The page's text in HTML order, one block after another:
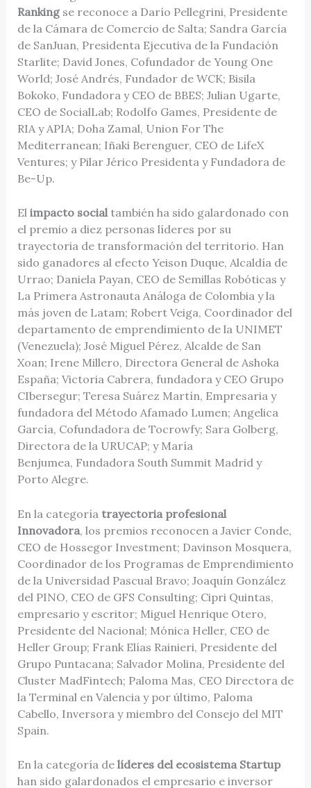
Ranking se reconoce a Darío Pellegrini, Presidente
de la Cámara de Comercio de Salta; Sandra García
de SanJuan, Presidenta Ejecutiva de la Fundación
Starlite; David Jones, Cofundador de Young One
World; José Andrés, Fundador de WCK; Bisila
Bokoko, Fundadora y CEO de BBES; Julian Ugarte,
CEO de SocialLab; Rodolfo Games, Presidente de
RIA y APIA; Doha Zamal, Union For The
Mediterranean; Iñaki Berenguer, CEO de LifeX
Ventures; y Pilar Jérico Presidenta y Fundadora de
Be-Up.
El impacto socialtambién ha sido galardonado con
el premio a diez personas líderes por su
trayectoria de transformación del territorio. Han
sido ganadores al efecto Yeison Duque, Alcaldía de
Urrao; Daniela Payan, CEO de Semillas Robóticas y
La Primera Astronauta Análoga de Colombia y la
más joven de Latam; Robert Veiga, Coordinador del
departamento de emprendimiento de la UNIMET
(Venezuela); José Miguel Pérez, Alcalde de San
Xoan; Irene Millero, Directora General de Ashoka
España; Victoria Cabrera, fundadora y CEO Grupo
CIbersegur; Teresa Suárez Martín, Empresaria y
fundadora del Método Afamado Lumen; Angelica
García, Cofundadora de Tocrowfy; Sara Golberg,
Directora de la URUCAP; y María
Benjumea, Fundadora South Summit Madrid y
Porto Alegre.
En la categoría trayectoria profesional
Innovadora, los premios reconocen a Javier Conde,
CEO de Hossegor Investment; Davinson Mosquera,
Coordinador de los Programas de Emprendimiento
de la Universidad Pascual Bravo; Joaquín González
del PINO, CEO de GFS Consulting; Cipri Quintas,
empresario y escritor; Miguel Henrique Otero,
Presidente del Nacional; Mónica Heller, CEO de
Heller Group; Frank Elías Rainieri, Presidente del
Grupo Puntacana; Salvador Molina, Presidente del
Cluster MadFintech; Paloma Mas, CEO Directora de
la Terminal en Valencia y por último, Paloma
Cabello, Inversora y miembro del Consejo del MIT
Spain.
En la categoría de líderes del ecosistema Startup
han sido galardonados el empresario e inversor